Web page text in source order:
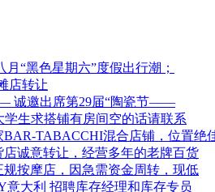
月“黑色星期六”度假出行潮；
店转让
诚邀出席第29届“陶瓷节——
学生求搭铺有房间空的话请联系
BAR-TABACCHI混合店铺，位置绝
店诚意转让，经营多年的老牌百货
规按摩店，因急需资金周转，现低
意大利 招聘库存经理和库存专员